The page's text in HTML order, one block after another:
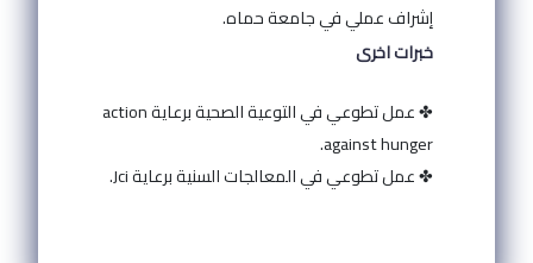
إشراف عملي في جامعة حماه.
خبرات اخرى
✤ عمل تطوعي في التوعية الصحية برعاية action
against hunger.
✤ عمل تطوعي في المعالجات السنية برعاية Jci.